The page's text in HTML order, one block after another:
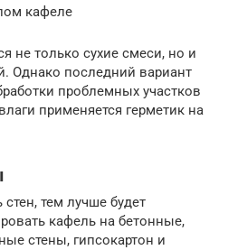
кафеле
не только сухие смеси, но и
Однако последний вариант
проблемных участков
применяется герметик на
тем лучше будет
кафель на бетонные,
стены, гипсокартон и